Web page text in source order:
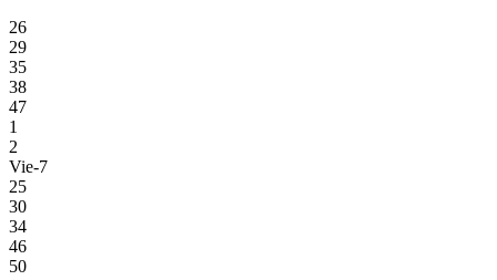
26
29
35
38
47
1
2
Vie-7
25
30
34
46
50